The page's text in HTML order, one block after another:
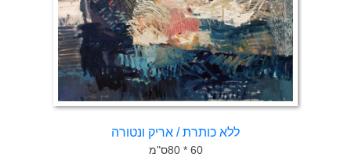
ללא כותרת / אריק ונטורה
60 * 80ס"מ